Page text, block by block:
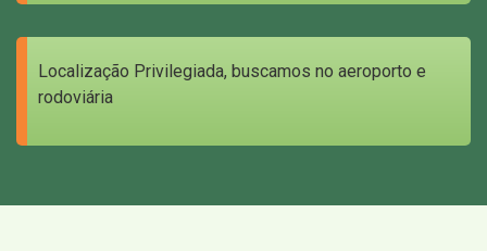
Localização Privilegiada, buscamos no aeroporto e
rodoviária